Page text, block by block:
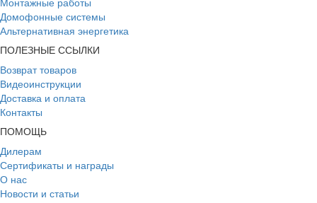
Домофонные системы
Альтернативная энергетика
ПОЛЕЗНЫЕ ССЫЛКИ
Возврат товаров
Видеоинструкции
Доставка и оплата
Контакты
ПОМОЩЬ
Дилерам
Сертификаты и награды
О нас
Новости и статьи